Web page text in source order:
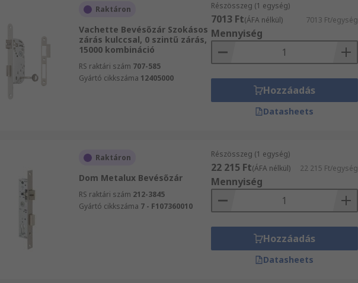
Raktáron
Vachette Bevésőzár Szokásos
zárás kulccsal, 0 szintű zárás,
15000 kombináció
RS raktári szám 707-585
Gyártó cikkszáma 12405000
Részösszeg (1 egység)
7013 Ft(ÁFA nélkül) 7013 Ft/egység
Mennyiség
Hozzáadás
Datasheets
Raktáron
Dom Metalux Bevésőzár
RS raktári szám 212-3845
Gyártó cikkszáma 7 - F107360010
Részösszeg (1 egység)
22 215 Ft(ÁFA nélkül) 22 215 Ft/egység
Mennyiség
Hozzáadás
Datasheets